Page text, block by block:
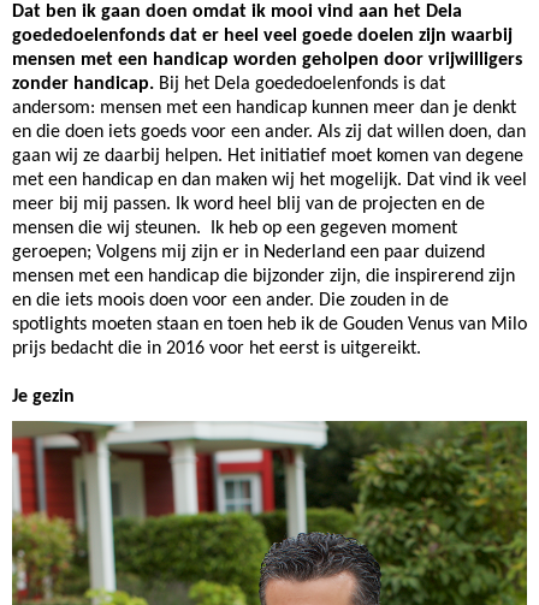
Dat ben ik gaan doen omdat ik mooi vind aan het Dela
goededoelenfonds dat er heel veel goede doelen zijn waarbij
mensen met een handicap worden geholpen door vrijwilligers
zonder handicap. Bij het Dela goededoelenfonds is dat
andersom: mensen met een handicap kunnen meer dan je denkt
en die doen iets goeds voor een ander. Als zij dat willen doen, dan
gaan wij ze daarbij helpen. Het initiatief moet komen van degene
met een handicap en dan maken wij het mogelijk. Dat vind ik veel
meer bij mij passen. Ik word heel blij van de projecten en de
mensen die wij steunen. Ik heb op een gegeven moment
geroepen; Volgens mij zijn er in Nederland een paar duizend
mensen met een handicap die bijzonder zijn, die inspirerend zijn
en die iets moois doen voor een ander. Die zouden in de
spotlights moeten staan en toen heb ik de Gouden Venus van Milo
prijs bedacht die in 2016 voor het eerst is uitgereikt.
Je gezin